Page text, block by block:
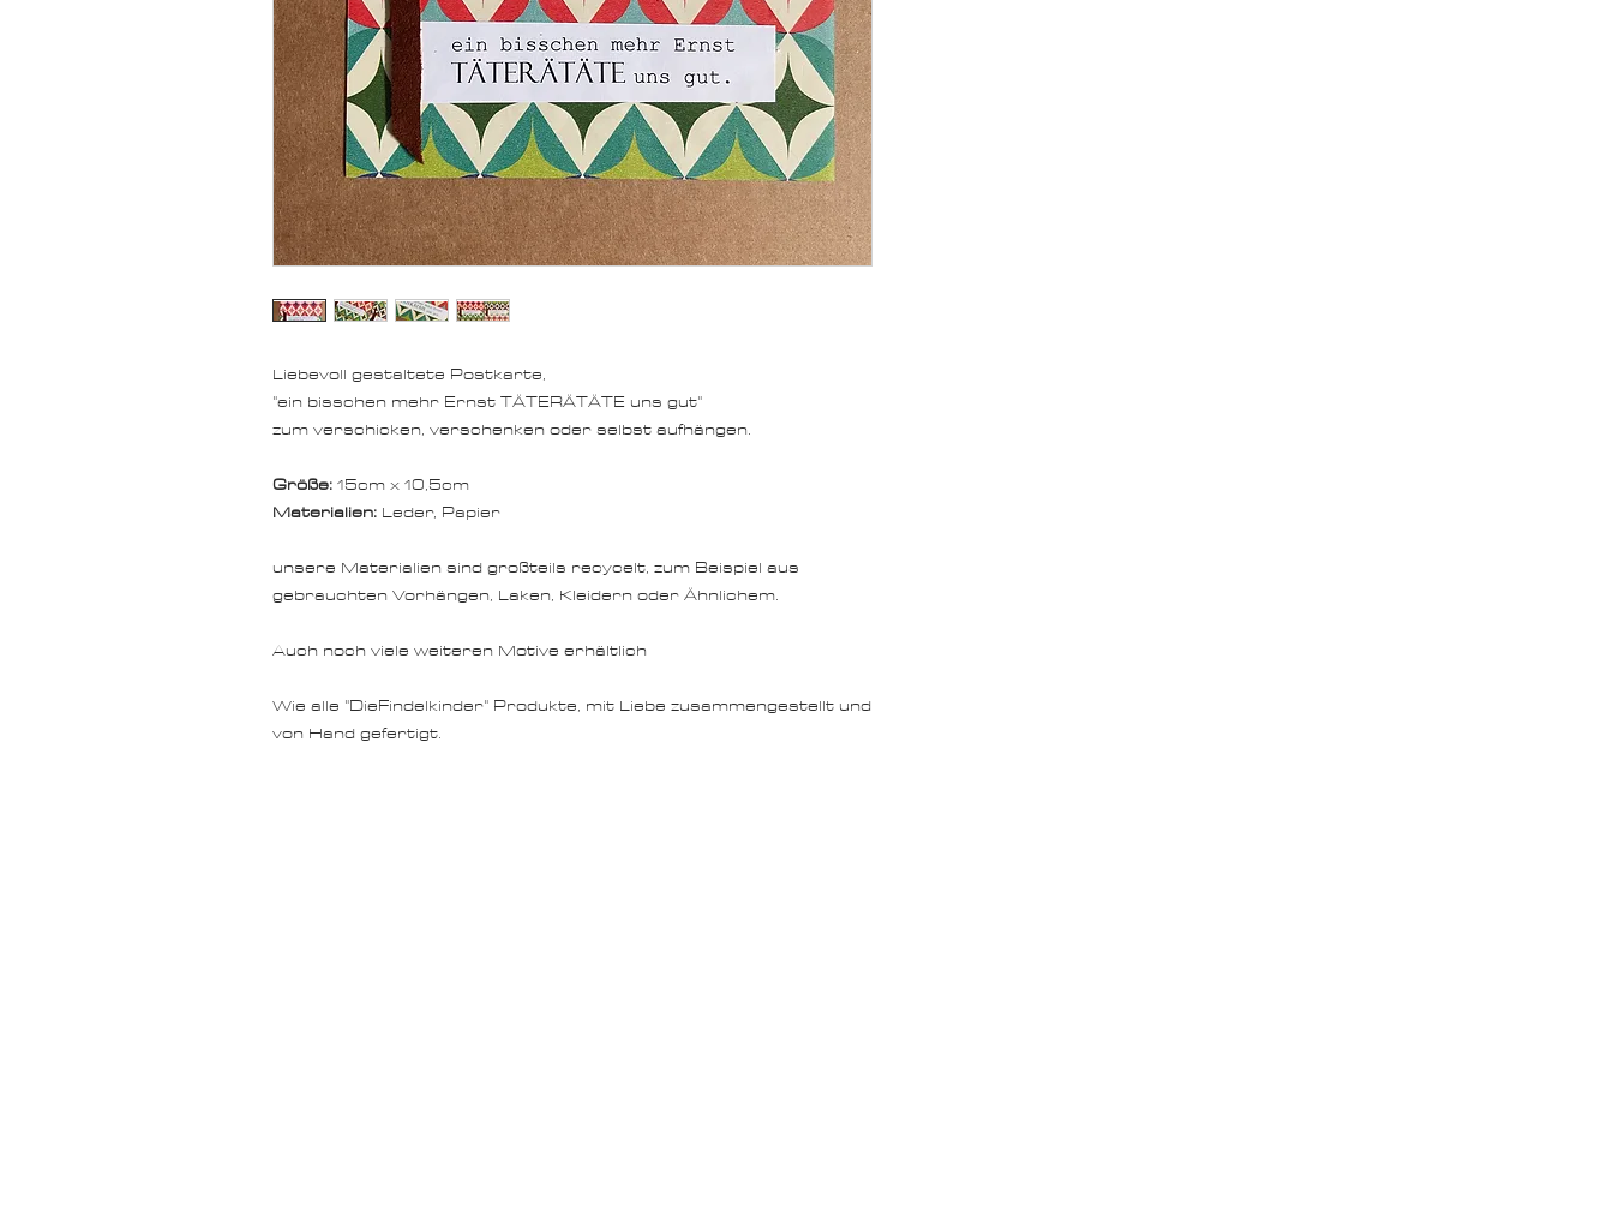
Liebevoll gestaltete Postkarte,
"ein bisschen mehr Ernst TÄTERÄTÄTE uns gut"
zum verschicken, verschenken oder selbst aufhängen.
Größe:15cm x 10,5cm
Materialien: Leder, Papier
unsere Materialien sind großteils recycelt, zum Beispiel aus
gebrauchten Vorhängen, Laken, Kleidern oder Ähnlichem.
Auch noch viele weiteren Motive erhältlich
Wie alle "DieFindelkinder" Produkte, mit Liebe zusammengestellt und
von Hand gefertigt.